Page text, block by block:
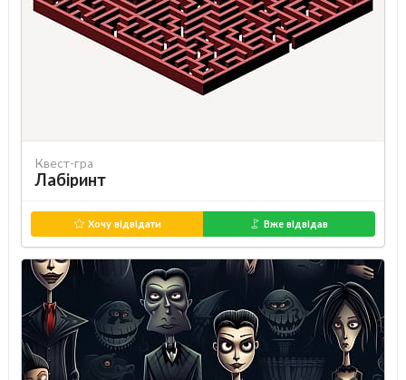
Квест-гра
Лабіринт
Хочу відвідати Вже відвідав